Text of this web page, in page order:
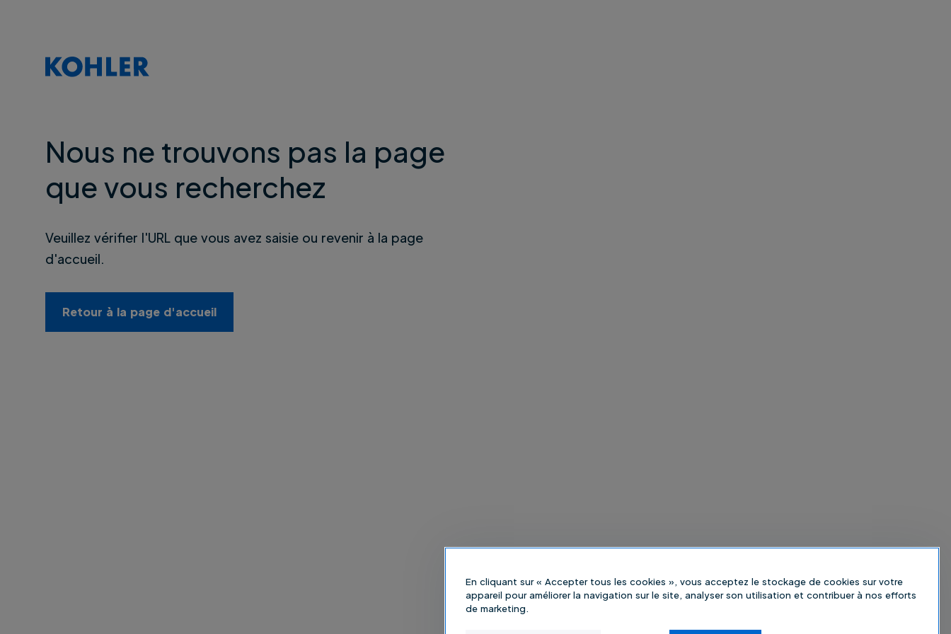
Nous ne trouvons pas la page
que vous recherchez
Veuillez vérifier l'URL que vous avez saisie ou revenir à la page
d'accueil.
Retour à la page d'accueil
En cliquant sur « Accepter tous les cookies », vous acceptez le stockage de cookies sur votre
appareil pour améliorer la navigation sur le site, analyser son utilisation et contribuer à nos efforts
de marketing.